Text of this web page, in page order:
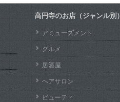
高円寺のお店（ジャンル別）
アミューズメント
グルメ
居酒屋
ヘアサロン
ビューティ